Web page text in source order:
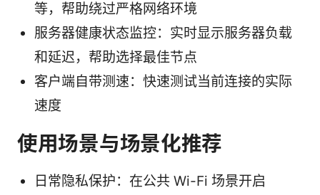
等，帮助绕过严格网络环境
服务器健康状态监控：实时显示服务器负载
和延迟，帮助选择最佳节点
客户端自带测速：快速测试当前连接的实际
速度
使用场景与场景化推荐
日常隐私保护：在公共 Wi-Fi 场景开启